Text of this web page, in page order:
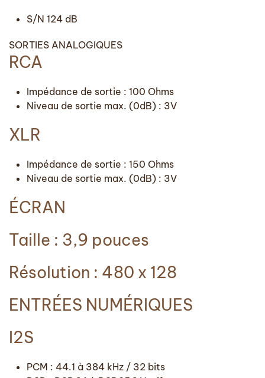
S/N 124 dB
SORTIES ANALOGIQUES
RCA
Impédance de sortie : 100 Ohms
Niveau de sortie max. (0dB) : 3V
XLR
Impédance de sortie : 150 Ohms
Niveau de sortie max. (0dB) : 3V
ÉCRAN
Taille : 3,9 pouces
Résolution : 480 x 128
ENTRÉES NUMÉRIQUES
I2S
PCM : 44.1 à 384 kHz / 32 bits